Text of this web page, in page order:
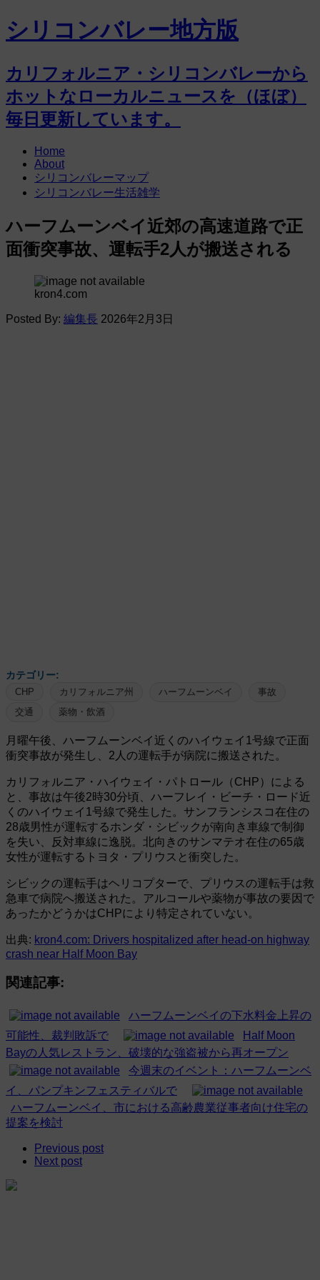
シリコンバレー地方版
カリフォルニア・シリコンバレーから
ホットなローカルニュースを（ほぼ）
毎日更新しています。
Home
About
シリコンバレーマップ
シリコンバレー生活雑学
ハーフムーンベイ近郊の高速道路で正
面衝突事故、運転手2人が搬送される
kron4.com
Posted By: 編集長 2026年2月3日
カテゴリー:
CHP カリフォルニア州 ハーフムーンベイ
事故
交通
薬物・飲酒
月曜午後、ハーフムーンベイ近くのハイウェイ1号線で正面
衝突事故が発生し、2人の運転手が病院に搬送された。
カリフォルニア・ハイウェイ・パトロール（CHP）による
と、事故は午後2時30分頃、ハーフレイ・ビーチ・ロード近
くのハイウェイ1号線で発生した。サンフランシスコ在住の
28歳男性が運転するホンダ・シビックが南向き車線で制御
を失い、反対車線に逸脱。北向きのサンマテオ在住の65歳
女性が運転するトヨタ・プリウスと衝突した。
シビックの運転手はヘリコプターで、プリウスの運転手は救
急車で病院へ搬送された。アルコールや薬物が事故の要因で
あったかどうかはCHPにより特定されていない。
出典: kron4.com: Drivers hospitalized after head-on highway
crash near Half Moon Bay
関連記事:
ハーフムーンベイの下水料金上昇の
可能性、裁判敗訴で
Half Moon
Bayの人気レストラン、破壊的な強盗被から再オープン
今週末のイベント：ハーフムーンベ
イ、パンプキンフェスティバルで
ハーフムーンベイ、市における高齢農業従事者向け住宅の
提案を検討
Previous post
Next post